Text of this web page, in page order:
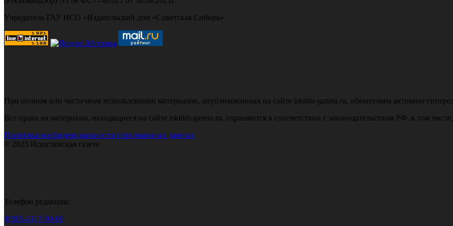
Учредитель ГАУ НСО «Издательский дом «Советская Сибирь»
При полном или частичном использовании материалов, опубликованных на сайте iskitim-gazeta.ru, обязательна активная
Все права на материалы, находящиеся на сайте iskitim-gazeta.ru, охраняются в соответствии с законодательством РФ, в том
Политика конфиденциальности персональных данных
© 2023 Искитимская газета
Телефон редакции:
8(383-43) 7-90-60